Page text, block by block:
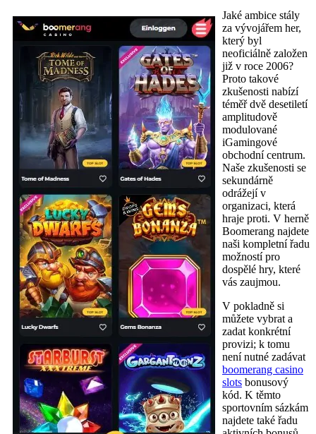
Jaké ambice stály
za vývojářem her,
který byl
neoficiálně založen
již v roce 2006?
Proto takové
zkušenosti nabízí
téměř dvě desetiletí
amplitudově
modulované
iGamingové
obchodní centrum.
Naše zkušenosti se
sekundárně
odrážejí v
organizaci, která
hraje proti. V herně
Boomerang najdete
naši kompletní řadu
možností pro
dospělé hry, které
vás zaujmou.
V pokladně si
můžete vybrat a
zadat konkrétní
provizi; k tomu
není nutné zadávat
boomerang casino
slots bonusový
kód. K těmto
sportovním sázkám
najdete také řadu